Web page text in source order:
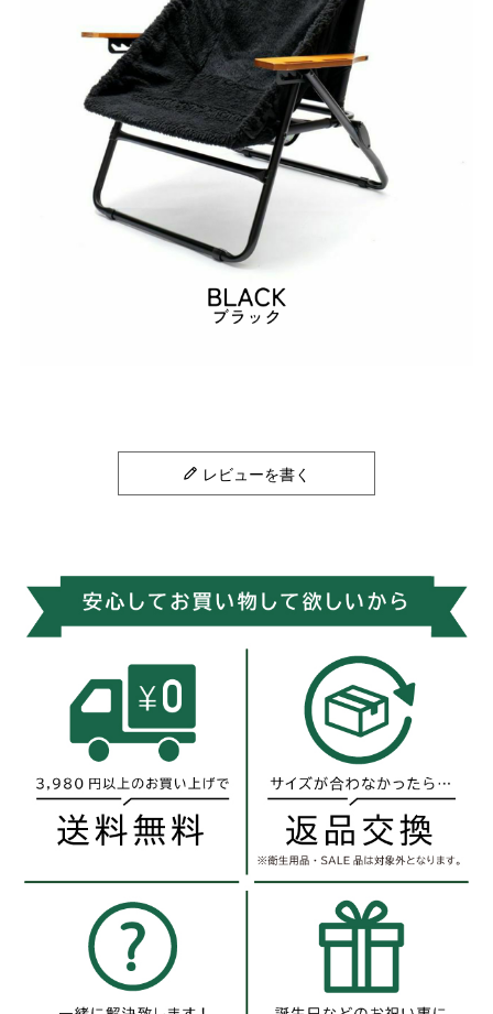
レビューを書く